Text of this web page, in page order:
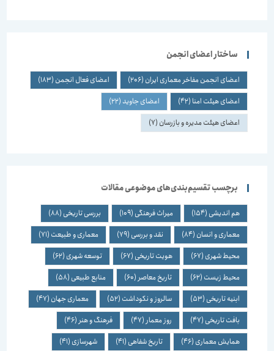
ساختار اعضای انجمن
اعضای انجمن مفاخر معماری ایران(206) اعضای فعال انجمن(183)
اعضای هیئت امنا (42) اعضای جاوید(22)
اعضای هیئت مدیره و بازرسان(7)
برچسب تقسیم‌بندی‌های موضوعی مقالات
هم اندیشی(154) میراث فرهنگی(109) بررسی تاریخی(88)
معماری و انسان(84) نقد و بررسی(79) معماری و طبیعت(71)
محیط شهری(67) هویت تاریخی(67) توسعه شهری(62)
محیط زیست(62) تاریخ معاصر(60) منابع طبیعی(58)
ابنیه تاریخی(53) سالروز و نکوداشت(52) معماری جهان(47)
بافت تاریخی(47) روز معمار(47) فرهنگ و هنر(46)
همایش معماری(46) تاریخ شفاهی(41) شهرسازی(41)